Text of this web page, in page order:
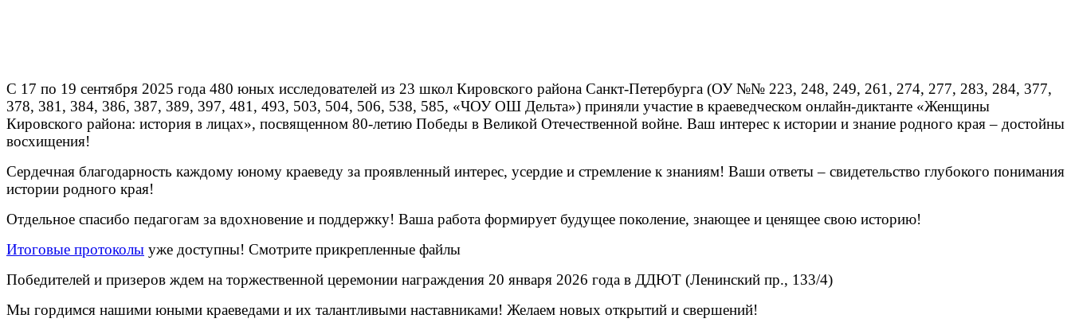
С 17 по 19 сентября 2025 года 480 юных исследователей из 23 школ Кировского района Санкт-Петербурга (ОУ №№ 223, 248, 249, 261, 274, 277, 283, 284, 377,
378, 381, 384, 386, 387, 389, 397, 481, 493, 503, 504, 506, 538, 585, «ЧОУ ОШ Дельта») приняли участие в краеведческом онлайн-диктанте «Женщины
Кировского района: история в лицах», посвященном 80-летию Победы в Великой Отечественной войне. Ваш интерес к истории и знание родного края – достойны
восхищения!
Сердечная благодарность каждому юному краеведу за проявленный интерес, усердие и стремление к знаниям! Ваши ответы – свидетельство глубокого понимания
истории родного края!
Отдельное спасибо педагогам за вдохновение и поддержку! Ваша работа формирует будущее поколение, знающее и ценящее свою историю!
Итоговые протоколы уже доступны! Смотрите прикрепленные файлы
Победителей и призеров ждем на торжественной церемонии награждения 20 января 2026 года в ДДЮТ (Ленинский пр., 133/4)
Мы гордимся нашими юными краеведами и их талантливыми наставниками! Желаем новых открытий и свершений!